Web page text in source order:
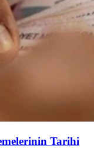
Tarihi